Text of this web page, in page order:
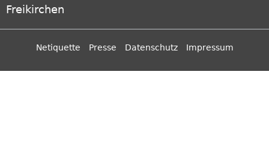
Freikirchen
Netiquette Presse Datenschutz Impressum